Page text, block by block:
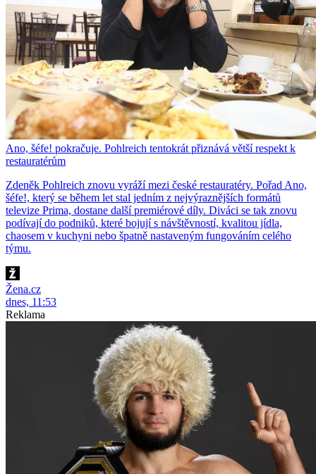
Ano, šéfe! pokračuje. Pohlreich tentokrát přiznává větší respekt k
restauratérům
Zdeněk Pohlreich znovu vyráží mezi české restauratéry. Pořad Ano,
šéfe!, který se během let stal jedním z nejvýraznějších formátů
televize Prima, dostane další premiérové díly. Diváci se tak znovu
podívají do podniků, které bojují s návštěvností, kvalitou jídla,
chaosem v kuchyni nebo špatně nastaveným fungováním celého
týmu.
Žena.cz
dnes, 11:53
Reklama